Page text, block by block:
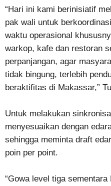
“Hari ini kami berinisiatif
pak wali untuk
waktu operasional
warkop, kafe dan restoran
perpanjangan, agar
tidak bingung, terlebih
beraktifitas di Makassar,”
Untuk melakukan
menyesuaikan dengan
sehingga meminta draft
poin per point.
“Gowa level tiga